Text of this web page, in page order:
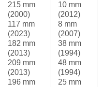
215 mm
(2000)
117 mm
(2023)
182 mm
(2013)
209 mm
(2013)
196 mm
10 mm
(2012)
8 mm
(2007)
38 mm
(1994)
48 mm
(1994)
25 mm